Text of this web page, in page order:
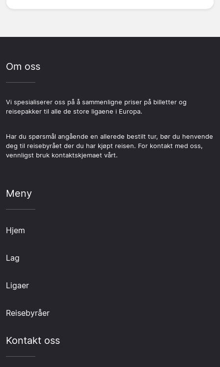
Om oss
Vi spesialiserer oss på å sammenligne priser på billetter og
reisepakker til alle de store ligaene i Europa.
Har du spørsmål angående en allerede bestilt tur, bør du henvende
deg til reisebyrået der du har kjøpt reisen. For kontakt med oss,
vennligst bruk kontaktskjemaet vårt.
Meny
Hjem
Lag
Ligaer
Reisebyråer
Kontakt oss